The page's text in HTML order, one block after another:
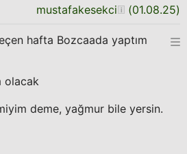
mustafakesekci (01.08.25)
hafta Bozcaada yaptım
olacak
deme, yağmur bile yersin.